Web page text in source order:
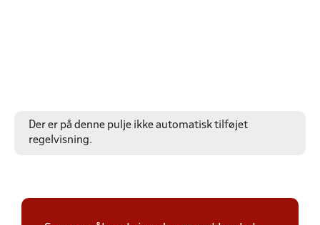
Der er på denne pulje ikke automatisk tilføjet
regelvisning.